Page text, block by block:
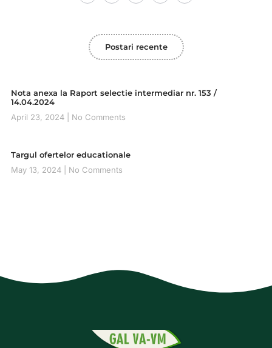
Postari recente
Nota anexa la Raport selectie intermediar nr. 153 /
14.04.2024
April 23, 2024
No Comments
Targul ofertelor educationale
May 13, 2024
No Comments